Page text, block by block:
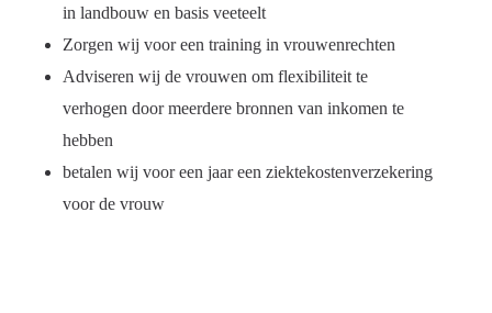
in landbouw en basis veeteelt
Zorgen wij voor een training in vrouwenrechten
Adviseren wij de vrouwen om flexibiliteit te
verhogen door meerdere bronnen van inkomen te
hebben
betalen wij voor een jaar een ziektekostenverzekering
voor de vrouw